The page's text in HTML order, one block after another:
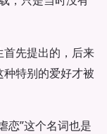
首先提出的，后来
特别的爱好才被
恋”这个名词也是